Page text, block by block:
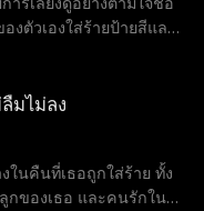
งตัวเองใส่ร้ายป้ายสีและ
ต้องทนรับการทรมาน
งยับเยิน แต่คนรอบข้าง
เด็กเอาแต่ใจ จนกระทั่ง
และขาเทียมของเธอหลุด
มไม่ลง
ในคืนที่เธอถูกใส่ร้าย ทั้ง
กของเธอ และคนรักใน